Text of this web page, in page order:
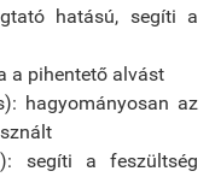
hatású, segíti a
a pihentető alvást
hagyományosan az
segíti a feszültség